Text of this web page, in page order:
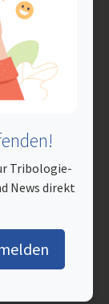
Tribologie-
News direkt